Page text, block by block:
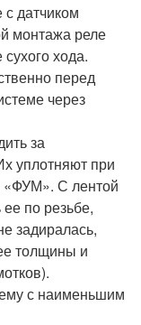
датчиком
монтажа реле
хода.
перед
через
за
уплотняют при
«ФУМ». С лентой
по резьбе,
задиралась,
толщины и
с наименьшим